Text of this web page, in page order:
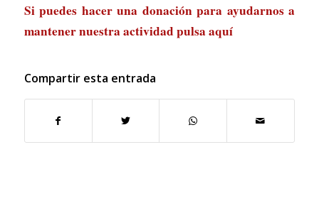
Si puedes hacer una donación para ayudarnos a
mantener nuestra actividad pulsa aquí
Compartir esta entrada